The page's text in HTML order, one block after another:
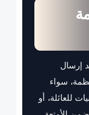
إرسال
سواء
للعائلة، أو